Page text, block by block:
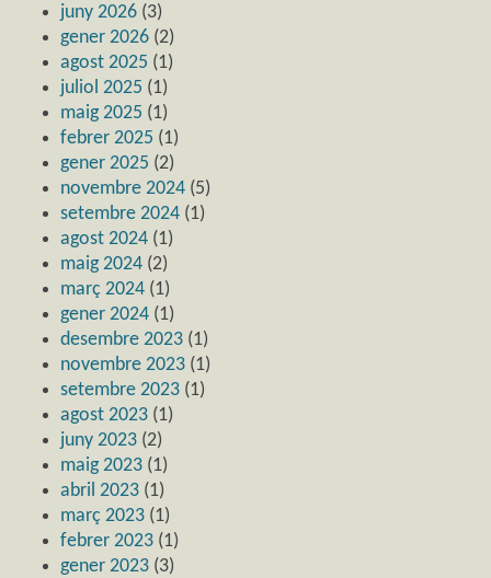
juny 2026 (3)
gener 2026 (2)
agost 2025 (1)
juliol 2025 (1)
maig 2025 (1)
febrer 2025 (1)
gener 2025 (2)
novembre 2024 (5)
setembre 2024 (1)
agost 2024 (1)
maig 2024 (2)
març 2024 (1)
gener 2024 (1)
desembre 2023 (1)
novembre 2023 (1)
setembre 2023 (1)
agost 2023 (1)
juny 2023 (2)
maig 2023 (1)
abril 2023 (1)
març 2023 (1)
febrer 2023 (1)
gener 2023 (3)